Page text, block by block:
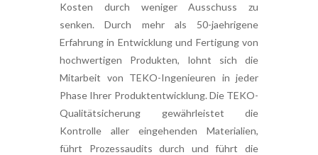
Kosten durch weniger Ausschuss zu
senken. Durch mehr als 50-jaehrigene
Erfahrung in Entwicklung und Fertigung von
hochwertigen Produkten, lohnt sich die
Mitarbeit von TEKO-Ingenieuren in jeder
Phase Ihrer Produktentwicklung. Die TEKO-
Qualitätsicherung gewährleistet die
Kontrolle aller eingehenden Materialien,
führt Prozessaudits durch und führt die